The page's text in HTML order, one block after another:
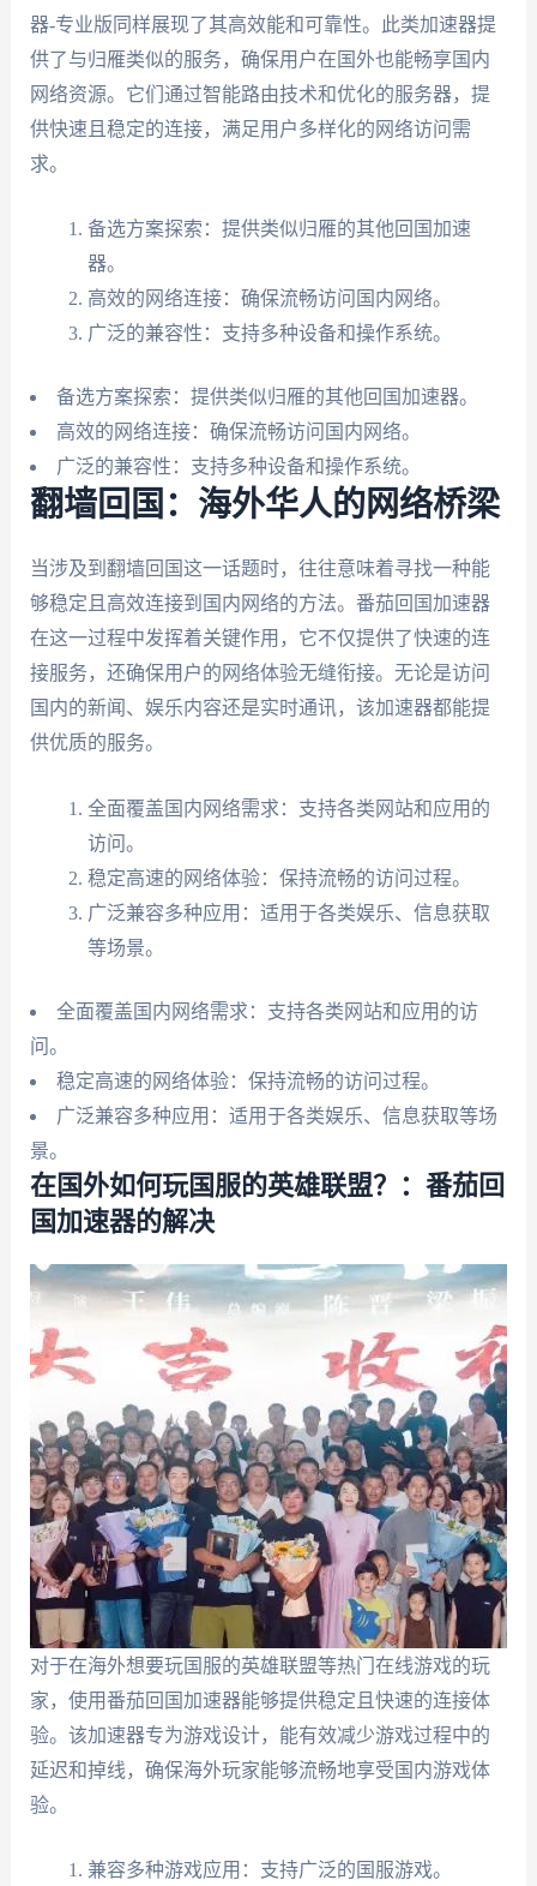
器-专业版同样展现了其高效能和可靠性。此类加速器提
供了与归雁类似的服务，确保用户在国外也能畅享国内
网络资源。它们通过智能路由技术和优化的服务器，提
供快速且稳定的连接，满足用户多样化的网络访问需
求。
备选方案探索：提供类似归雁的其他回国加速
器。
高效的网络连接：确保流畅访问国内网络。
广泛的兼容性：支持多种设备和操作系统。
备选方案探索：提供类似归雁的其他回国加速器。
高效的网络连接：确保流畅访问国内网络。
广泛的兼容性：支持多种设备和操作系统。
翻墙回国：海外华人的网络桥梁
当涉及到翻墙回国这一话题时，往往意味着寻找一种能
够稳定且高效连接到国内网络的方法。番茄回国加速器
在这一过程中发挥着关键作用，它不仅提供了快速的连
接服务，还确保用户的网络体验无缝衔接。无论是访问
国内的新闻、娱乐内容还是实时通讯，该加速器都能提
供优质的服务。
全面覆盖国内网络需求：支持各类网站和应用的
访问。
稳定高速的网络体验：保持流畅的访问过程。
广泛兼容多种应用：适用于各类娱乐、信息获取
等场景。
全面覆盖国内网络需求：支持各类网站和应用的访
问。
稳定高速的网络体验：保持流畅的访问过程。
广泛兼容多种应用：适用于各类娱乐、信息获取等场
景。
在国外如何玩国服的英雄联盟？：番茄回
国加速器的解决
对于在海外想要玩国服的英雄联盟等热门在线游戏的玩
家，使用番茄回国加速器能够提供稳定且快速的连接体
验。该加速器专为游戏设计，能有效减少游戏过程中的
延迟和掉线，确保海外玩家能够流畅地享受国内游戏体
验。
兼容多种游戏应用：支持广泛的国服游戏。